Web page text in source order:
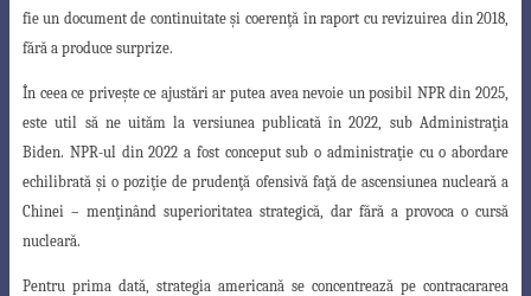
fie un document de continuitate şi coerenţă în raport cu revizuirea din 2018,
fără a produce surprize.
În ceea ce priveşte ce ajustări ar putea avea nevoie un posibil NPR din 2025,
este util să ne uităm la versiunea publicată în 2022, sub Administraţia
Biden. NPR-ul din 2022 a fost conceput sub o administraţie cu oabordare
echilibratăşiopoziţie de prudenţă ofensivăfaţă de ascensiunea nucleară a
Chinei – menţinând superioritatea strategică, dar fără a provoca o cursă
nucleară.
Pentru prima dată, strategia americană se concentrează pe contracararea